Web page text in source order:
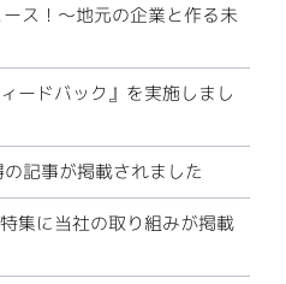
ス！～地元の企業と作る未
ードバック』を実施しまし
の記事が掲載されました
集に当社の取り組みが掲載